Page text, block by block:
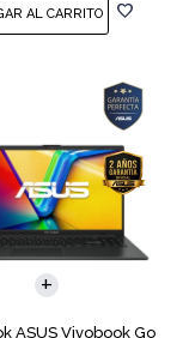
ASUS Vivobook Go
COMPARAR